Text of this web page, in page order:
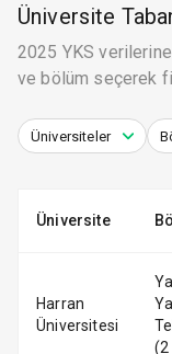
Üniversite
2025 YKS
ve bölüm seçerek
Üniversiteler
Üniversite
Harran
Üniversitesi
(2